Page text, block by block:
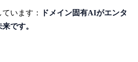
います：
ドメイン固有AIがエンタ
です。